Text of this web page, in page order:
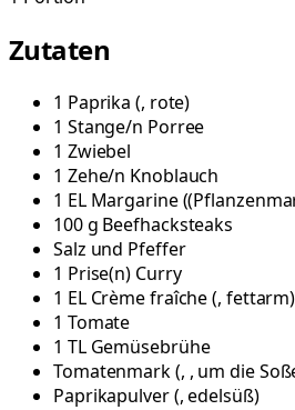
Zutaten
1 Paprika (, rote)
1 Stange/n Porree
1 Zwiebel
1 Zehe/n Knoblauch
1 EL Margarine(
100g Beefhacksteaks
Salz und Pfeffer
1 Prise(n) Curry
1 EL Crème fraîche(, fettarm)
1 Tomate
1 TL Gemüsebrühe
Tomatenmark(, , um die
Paprikapulver(, edelsüß)